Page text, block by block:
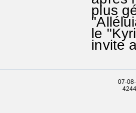
plus
le
invite
07-